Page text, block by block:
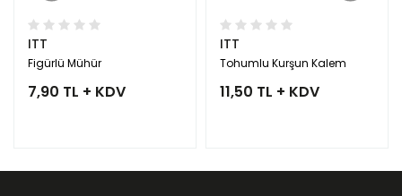
ITT
Figürlü Mühür
7,90 TL + KDV
ITT
Tohumlu Kurşun Kalem
11,50 TL + KDV